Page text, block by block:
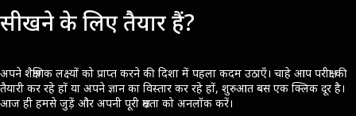
सीखने के लिए तैयार हैं?
अपने शैक्षणिक लक्ष्यों को प्राप्त करने की दिशा में पहला कदम उठाएँ। चाहे आप परीक्षा की
तैयारी कर रहे हों या अपने ज्ञान का विस्तार कर रहे हों, शुरुआत बस एक क्लिक दूर है।
आज ही हमसे जुड़ें और अपनी पूरी क्षमता को अनलॉक करें।